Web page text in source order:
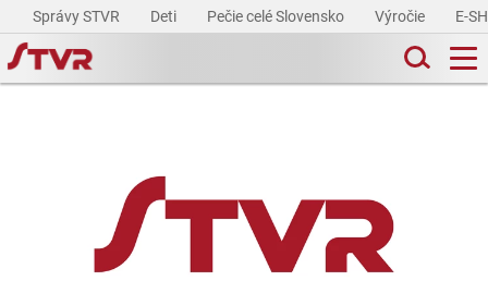
Správy STVR Deti Pečie celé Slovensko Výročie E-